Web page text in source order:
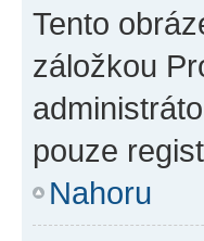
Tento
záložkou
pouze
Nahoru